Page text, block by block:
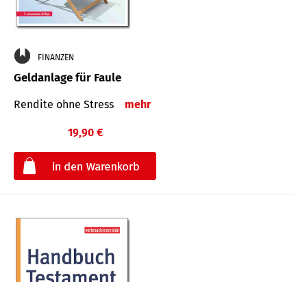
FINANZEN
Geldanlage für Faule
Rendite ohne Stress mehr
19,90 €